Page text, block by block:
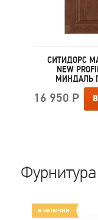
СИТИДОРС
NEW
МИНДАЛЬ
16 950 Р
в наличии